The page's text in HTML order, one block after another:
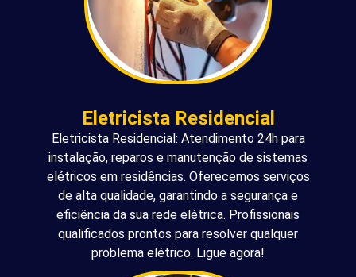
Eletricista Residencial
Eletricista Residencial: Atendimento 24h para
instalação, reparos e manutenção de sistemas
elétricos em residências. Oferecemos serviços
de alta qualidade, garantindo a segurança e
eficiência da sua rede elétrica. Profissionais
qualificados prontos para resolver qualquer
problema elétrico. Ligue agora!